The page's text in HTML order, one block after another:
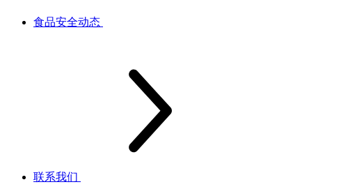
食品安全动态
联系我们